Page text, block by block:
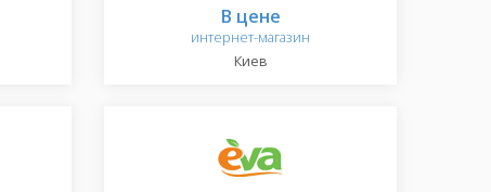
В цене
интернет-магазин
Киев